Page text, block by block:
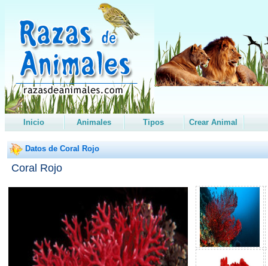
Inicio Animales Tipos Crear Animal
Datos de Coral Rojo
Coral Rojo